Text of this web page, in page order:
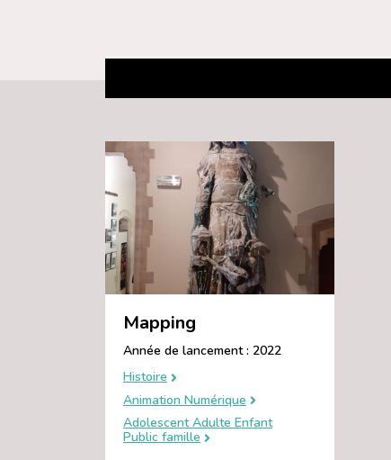
Mapping
Année de lancement : 2022
Histoire
Animation Numérique
Adolescent Adulte Enfant
Public famille